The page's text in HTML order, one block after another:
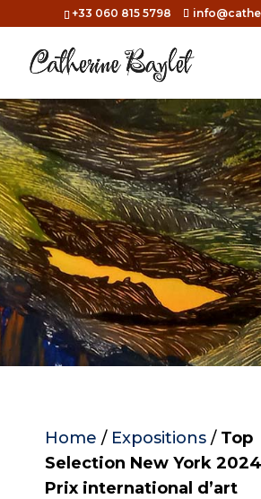
+33 060 815 5798
Home / Expositions/ Top
Selection New York
Prix international d’art